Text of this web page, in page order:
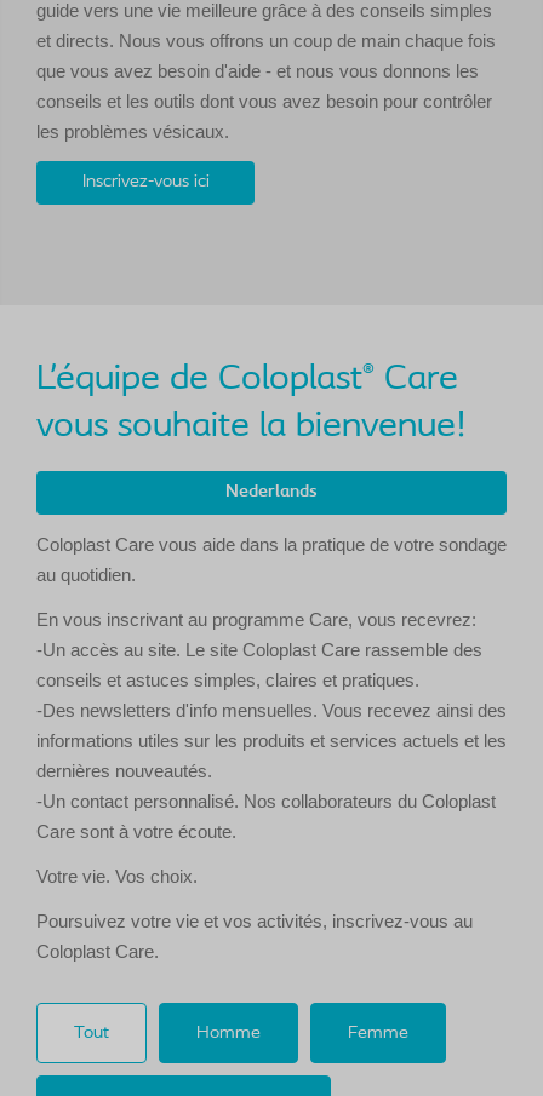
guide vers une vie meilleure grâce à des conseils simples
et directs. Nous vous offrons un coup de main chaque fois
que vous avez besoin d'aide - et nous vous donnons les
conseils et les outils dont vous avez besoin pour contrôler
les problèmes vésicaux.
Inscrivez-vous ici
L’équipe de Coloplast® Care
vous souhaite la bienvenue!
Nederlands
Coloplast Care vous aide dans la pratique de votre sondage
au quotidien.
En vous inscrivant au programme Care, vous recevrez:
-Un accès au site. Le site Coloplast Care rassemble des
conseils et astuces simples, claires et pratiques.
-Des newsletters d'info mensuelles. Vous recevez ainsi des
informations utiles sur les produits et services actuels et les
dernières nouveautés.
-Un contact personnalisé. Nos collaborateurs du Coloplast
Care sont à votre écoute.
Votre vie. Vos choix.
Poursuivez votre vie et vos activités, inscrivez-vous au
Coloplast Care.
Tout Homme Femme